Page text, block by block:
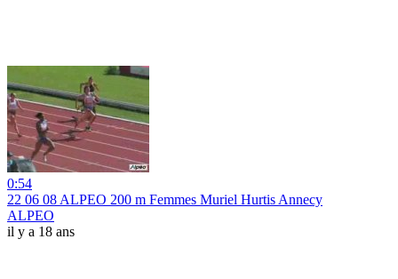
0:54
22 06 08 ALPEO 200 m Femmes Muriel Hurtis Annecy
ALPEO
il y a 18 ans